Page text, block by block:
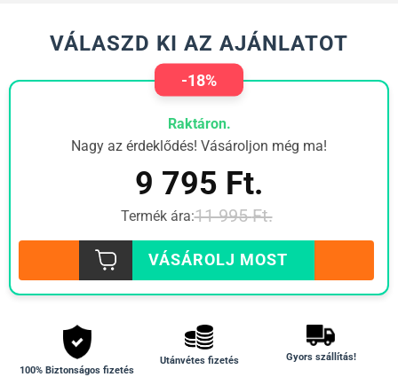
VÁLASZD KI AZ AJÁNLATOT
-18%
Raktáron.
Nagy az érdeklődés! Vásároljon még ma!
9 795 Ft.
Termék ára:11 995Ft.
VÁSÁROLJ MOST
100% Biztonságos fizetés
Utánvétes fizetés Gyors szállítás!